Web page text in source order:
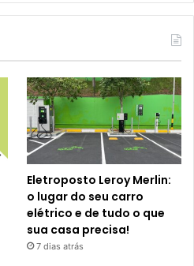
Eletroposto Leroy Merlin:
o lugar do seu carro
elétrico e de tudo o que
sua casa precisa!
7 dias atrás